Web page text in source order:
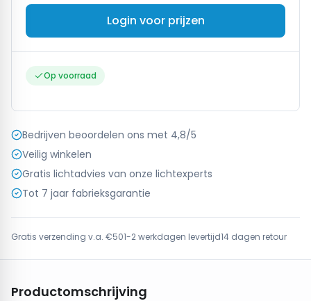
Login voor prijzen
Op voorraad
Bedrijven beoordelen ons met 4,8/5
Veilig winkelen
Gratis lichtadvies van onze lichtexperts
Tot 7 jaar fabrieksgarantie
Gratis verzending v.a. €501-2 werkdagen levertijd14 dagen retour
Productomschrijving